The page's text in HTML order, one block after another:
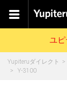
カテゴリで
キ
ペ
ドライブレコ
ユピ
Yupiteruダイレクト
Y-3100